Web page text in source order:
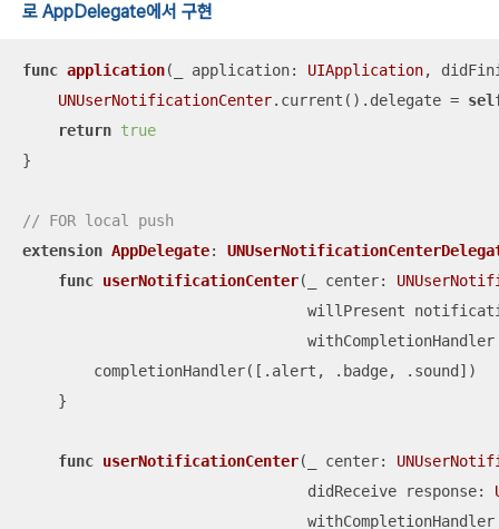
로 AppDelegate에서 구현
func application( application: UIApplication,
UNUserNotificationCenter.current().delegate =
return true
}
// FOR local push
extension AppDelegate:
func userNotificationCenter( center:
willPresent
withCompletionHandler
        completionHandler([.alert, .badge, .sound])
    }
func userNotificationCenter( center:
didReceive
response:
withCompletionHandler